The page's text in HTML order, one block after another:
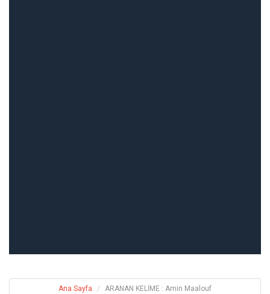
Ana Sayfa ARANAN KELİME : Amin Maalouf